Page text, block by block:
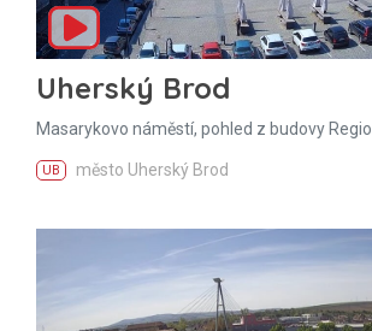
Uherský Brod
Masarykovo náměstí, pohled z budovy Regio
UB město Uherský Brod